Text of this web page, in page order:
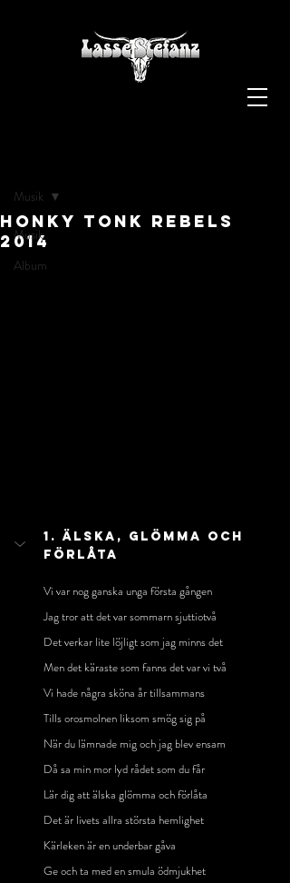
Musik
Album
Musik
Honky Tonk Rebels
2014
1. Älska, Glömma Och
Förlåta
Vi var nog ganska unga första gången
Jag tror att det var sommarn sjuttiotvå
Det verkar lite löjligt som jag minns det
Men det käraste som fanns det var vi två
Vi hade några sköna år tillsammans
Tills orosmolnen liksom smög sig på
När du lämnade mig och jag blev ensam
Då sa min mor lyd rådet som du får
Lär dig att älska glömma och förlåta
Det är livets allra största hemlighet
Kärleken är en underbar gåva
Ge och ta med en smula ödmjukhet